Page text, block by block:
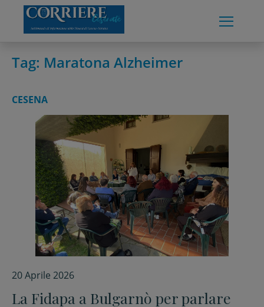
content
Tag: Maratona Alzheimer
CESENA
20 Aprile 2026
La Fidapa a Bulgarnò per parlare